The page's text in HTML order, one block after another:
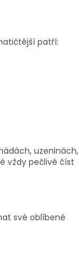
patří:
uzeninách,
vždy pečlivě číst
své oblíbené